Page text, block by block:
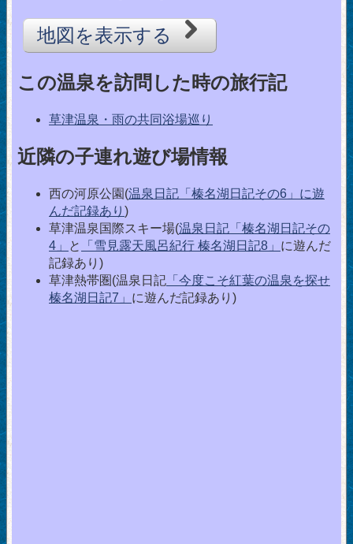
地図を表示する
この温泉を訪問した時の旅行記
草津温泉・雨の共同浴場巡り
近隣の子連れ遊び場情報
西の河原公園(温泉日記「榛名湖日記その6」に遊
んだ記録あり )
草津温泉国際スキー場(温泉日記「榛名湖日記その
4」
と 「雪見露天風呂紀行 榛名湖日記8」 に遊んだ
記録あり)
草津熱帯圏(温泉日記 「今度こそ紅葉の温泉を探せ
榛名湖日記7」 に遊んだ記録あり)